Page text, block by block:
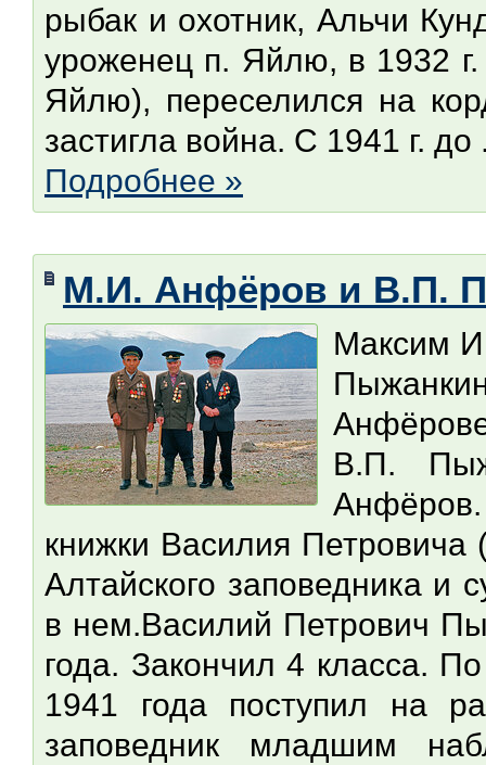
рыбак и охотник, Альчи
уроженец п. Яйлю, в 1932
Яйлю), переселился на
застигла война. С 1941 г. до
Подробнее »
М.И. Анфёров и В.П.
Максим
В.П.
книжки Василия Петровича
Алтайского заповедника
в нем.Василий Петрович
года. Закончил 4 класса.
1941 года поступил на
заповедник младшим